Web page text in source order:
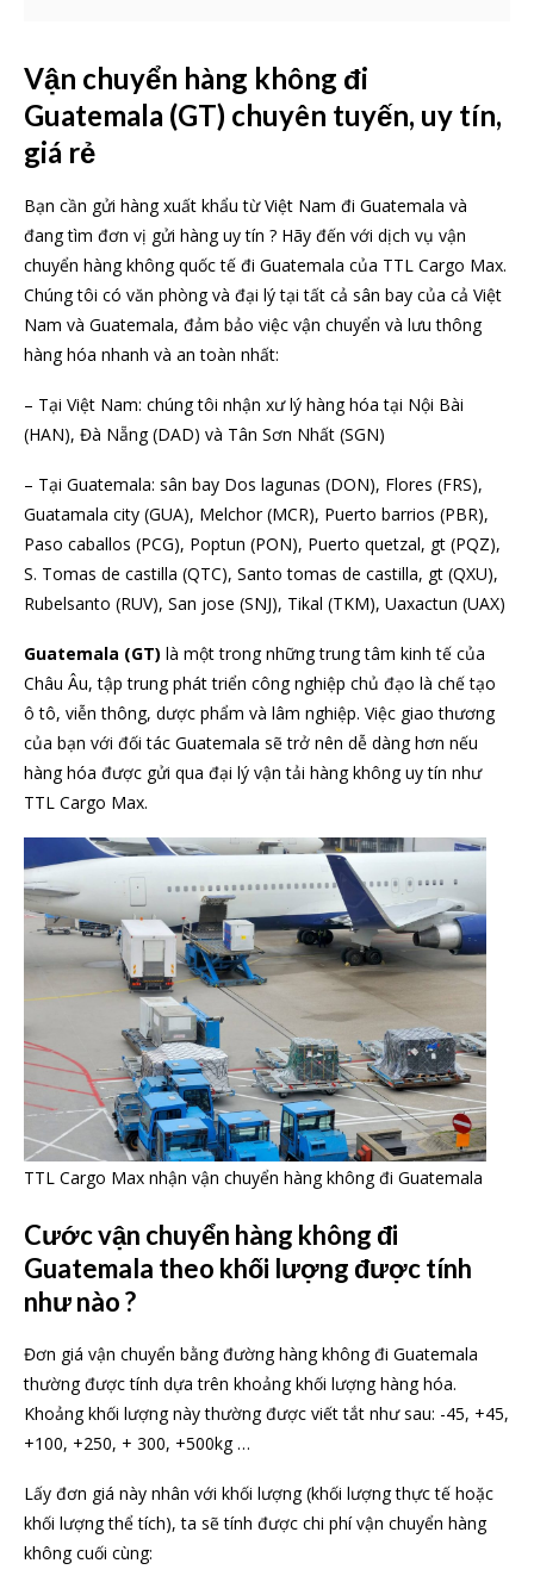
Vận chuyển hàng không đi
Guatemala (GT) chuyên tuyến, uy tín,
giá rẻ
Bạn cần gửi hàng xuất khẩu từ Việt Nam đi Guatemala và
đang tìm đơn vị gửi hàng uy tín ? Hãy đến với dịch vụ vận
chuyển hàng không quốc tế đi Guatemala của TTL Cargo Max.
Chúng tôi có văn phòng và đại lý tại tất cả sân bay của cả Việt
Nam và Guatemala, đảm bảo việc vận chuyển và lưu thông
hàng hóa nhanh và an toàn nhất:
– Tại Việt Nam: chúng tôi nhận xư lý hàng hóa tại Nội Bài
(HAN), Đà Nẵng (DAD) và Tân Sơn Nhất (SGN)
– Tại Guatemala: sân bay Dos lagunas (DON), Flores (FRS),
Guatamala city (GUA), Melchor (MCR), Puerto barrios (PBR),
Paso caballos (PCG), Poptun (PON), Puerto quetzal, gt (PQZ),
S. Tomas de castilla (QTC), Santo tomas de castilla, gt (QXU),
Rubelsanto (RUV), San jose (SNJ), Tikal (TKM), Uaxactun (UAX)
Guatemala (GT) là một trong những trung tâm kinh tế của
Châu Âu, tập trung phát triển công nghiệp chủ đạo là chế tạo
ô tô, viễn thông, dược phẩm và lâm nghiệp. Việc giao thương
của bạn với đối tác Guatemala sẽ trở nên dễ dàng hơn nếu
hàng hóa được gửi qua đại lý vận tải hàng không uy tín như
TTL Cargo Max.
TTL Cargo Max nhận vận chuyển hàng không đi Guatemala
Cước vận chuyển hàng không đi
Guatemala theo khối lượng được tính
như nào ?
Đơn giá vận chuyển bằng đường hàng không đi Guatemala
thường được tính dựa trên khoảng khối lượng hàng hóa.
Khoảng khối lượng này thường được viết tắt như sau: -45, +45,
+100, +250, + 300, +500kg …
Lấy đơn giá này nhân với khối lượng (khối lượng thực tế hoặc
khối lượng thể tích), ta sẽ tính được chi phí vận chuyển hàng
không cuối cùng: